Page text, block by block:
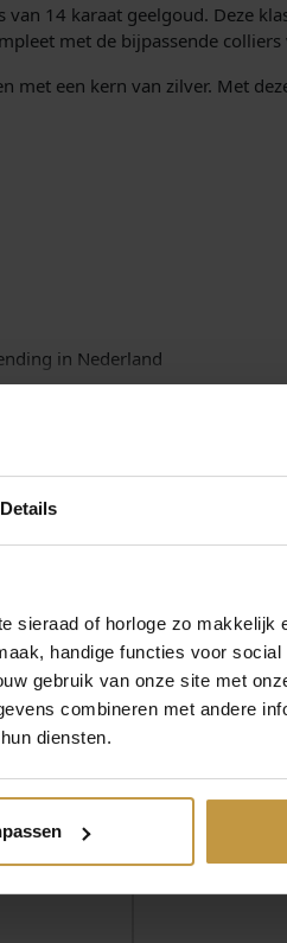
Details
sieraad of horloge zo makkelijk
handige functies voor social
gebruik van onze site met
combineren met andere
diensten.
r
o
A
J
G
9
1
m
a
a
n
l
14 karaat geelgoud. Deze
met de bijpassende colliers
met een kern van zilver. Met
in Nederland
FJORY
€119,00
FILTÉ 14
40-GF-
verwacht
ARMBAND
Direct